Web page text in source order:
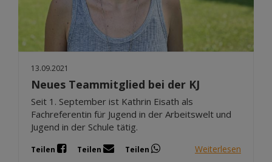
13.09.2021
Neues Teammitglied bei der KJ
Seit 1. September ist Kathrin Eisath als
Fachreferentin für Jugend in der Arbeitswelt und
Jugend in der Schule tätig.
Teilen Teilen Teilen Weiterlesen